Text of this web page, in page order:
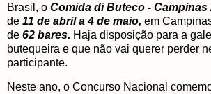
Brasil, o Comida di Buteco - Campinas
de 11 de abril a 4 de maio, em
de 62 bares. Haja disposição para a
butequeira e que não vai querer perder
participante.
Neste ano, o Concurso Nacional